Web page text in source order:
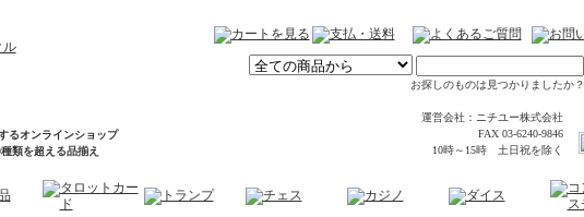
お探しのものは見つかりましたか？
運営会社：ニチユー株式会社
FAX 03-6240-9846
10時～15時 土日祝を除く
るオンラインショップ
類を超える品揃え